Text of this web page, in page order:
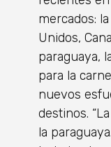
mercados:
Unidos,
paraguaya,
para la
nuevos
destinos.
la